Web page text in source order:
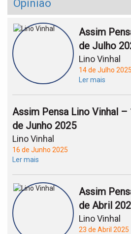
Opinião
Assim
de Julho
Lino Vinhal
14 de Julho 2025
Ler mais
Assim Pensa Lino Vinhal –
de Junho 2025
Lino Vinhal
16 de Junho 2025
Ler mais
Assim
de Abril
Lino Vinhal
23 de Abril 2025